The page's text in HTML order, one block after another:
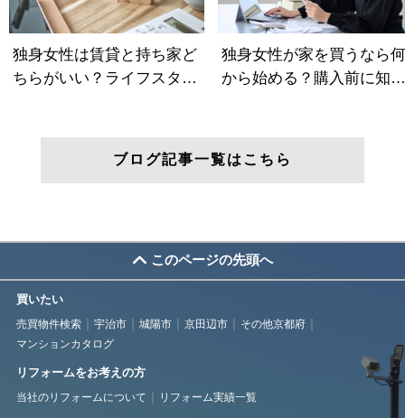
ブログ記事一覧はこちら
このページの先頭へ
買いたい
売買物件検索 宇治市 城陽市 京田辺市
その他京都府
マンションカタログ
リフォームをお考えの方
当社のリフォームについて リフォーム実績一覧